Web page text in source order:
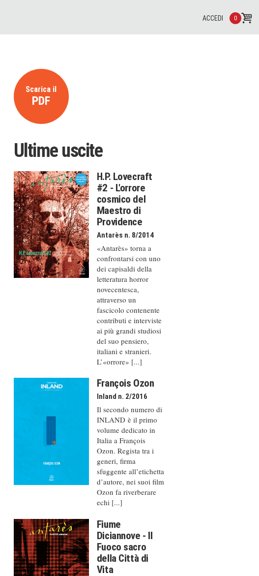
0
ACCEDI
Scarica il
PDF
Ultime uscite
H.P. Lovecraft
#2 - L'orrore
cosmico del
Maestro di
Providence
Antarès n. 8/2014
«Antarès» torna a
confrontarsi con uno
dei capisaldi della
letteratura horror
novecentesca,
attraverso un
fascicolo contenente
contributi e interviste
ai più grandi studiosi
del suo pensiero,
italiani e stranieri.
L’«orrore» [...]
François Ozon
Inland n. 2/2016
Il secondo numero di
INLAND è il primo
volume dedicato in
Italia a François
Ozon. Regista tra i
generi, firma
sfuggente all’etichetta
d’autore, nei suoi film
Ozon fa riverberare
echi [...]
Fiume
Diciannove - Il
Fuoco sacro
della Città di
Vita